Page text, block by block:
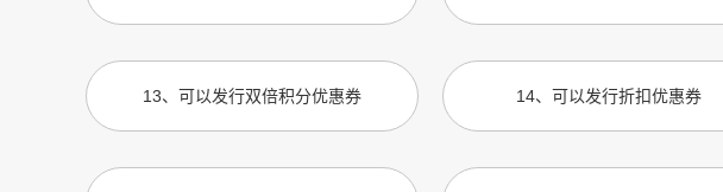
13、 可以发行双倍积分优惠券 14、 可以发行折扣优惠券